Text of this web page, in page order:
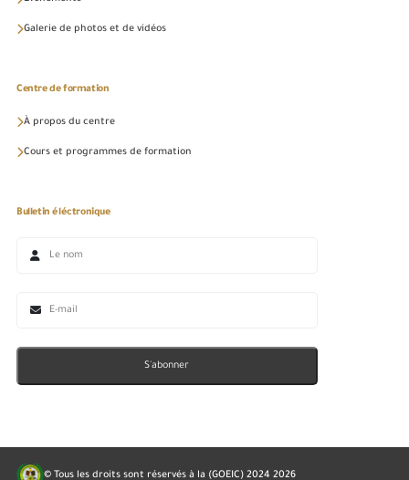
Galerie de photos et de vidéos
Centre de formation
À propos du centre
Cours et programmes de formation
Bulletin éléctronique
S'abonner
© Tous les droits sont réservés à la (GOEIC) 2024 2026